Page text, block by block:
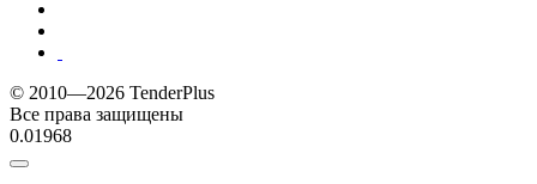
© 2010—2026 TenderPlus
Все права защищены
0.01968